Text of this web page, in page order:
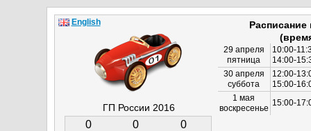
ГП России 2016
0 0 0
29 апреля
пятница
10:00-
14:00-
30 апреля
суббота
12:00-
15:00-
1 мая
воскресенье
15:00-
English